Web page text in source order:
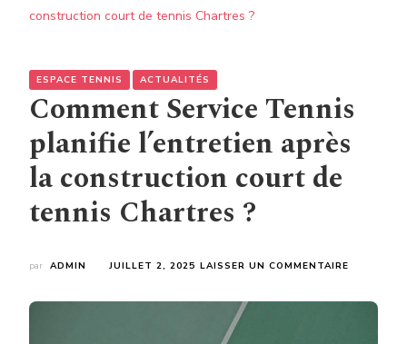
construction court de tennis Chartres ?
ESPACE TENNIS ACTUALITÉS
Comment Service Tennis
planifie l’entretien après
la construction court de
tennis Chartres ?
par ADMIN JUILLET 2, 2025 LAISSER UN COMMENTAIRE